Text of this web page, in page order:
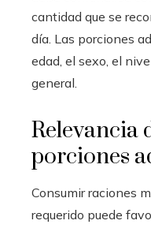
cantidad que se
día. Las porciones
edad, el sexo, el
general.
Relevancia
porciones
Consumir raciones
requerido puede